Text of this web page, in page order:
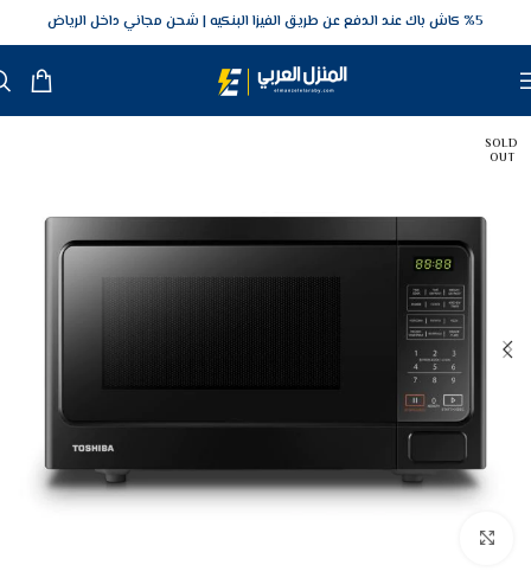
5‎% كاش باك عند الدفع عن طريق الفيزا البنكيه شحن مجاني داخل الرياض
SOLD
OUT